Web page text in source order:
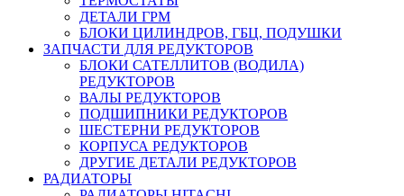
ДЕТАЛИ ГРМ
БЛОКИ ЦИЛИНДРОВ, ГБЦ, ПОДУШКИ
ЗАПЧАСТИ ДЛЯ РЕДУКТОРОВ
БЛОКИ САТЕЛЛИТОВ (ВОДИЛА)
РЕДУКТОРОВ
ВАЛЫ РЕДУКТОРОВ
ПОДШИПНИКИ РЕДУКТОРОВ
ШЕСТЕРНИ РЕДУКТОРОВ
КОРПУСА РЕДУКТОРОВ
ДРУГИЕ ДЕТАЛИ РЕДУКТОРОВ
РАДИАТОРЫ